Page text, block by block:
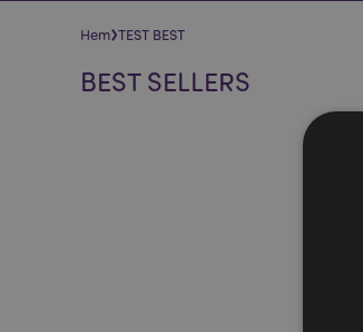
Hem›TEST BEST
BEST SELLERS